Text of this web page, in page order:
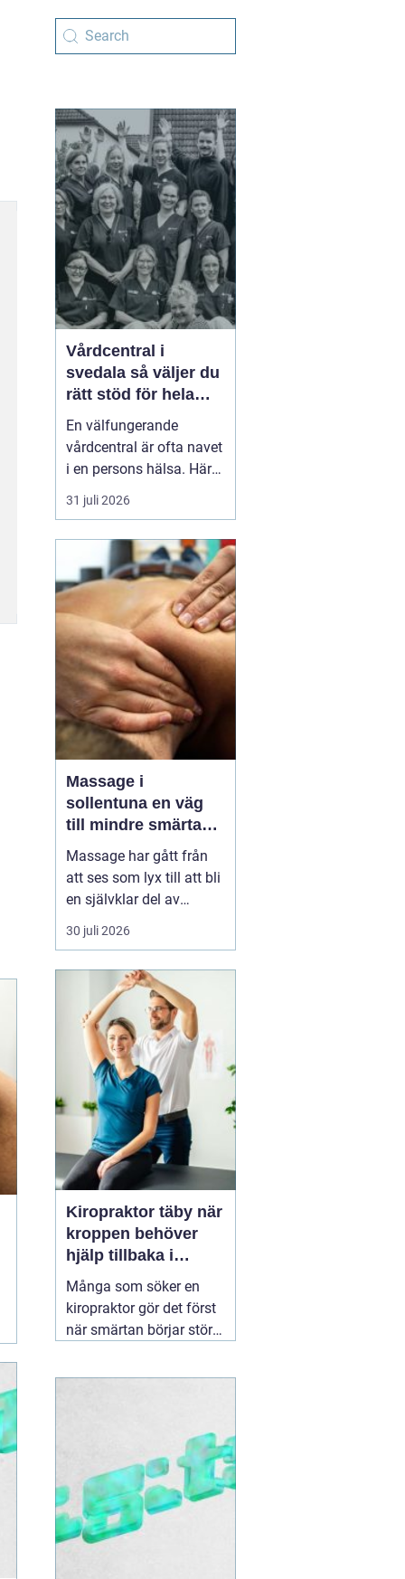
Vårdcentral i
svedala så väljer du
rätt stöd för hela
livet
En välfungerande
vårdcentral är ofta navet
i en persons hälsa. Här
får människor hjälp med
allt från förkylningar och
sjukdomar, psykisk
ohälsa och
rehabilitering. I en
växande kommun som
Svedala blir valet av
vårdcentral extr...
31 juli 2026
Massage i
sollentuna en väg
till mindre smärta
och mer ork i
vardagen
Massage har gått från
att ses som lyx till att bli
en självklar del av
många människors
hälsa och vardag. Allt
norr om Stockholm
sökerprofessionell
massage Sollentuna för
30 juli 2026
Kiropraktor täby när
kroppen behöver
hjälp tillbaka i
balans
Många som söker en
kiropraktor gör det först
när smärtan börjar störa
Ryggont, stel nacke eller
som att jobba, sova eller
träna betydligt svårare.
För den som letar efter
en 30 juni 2026